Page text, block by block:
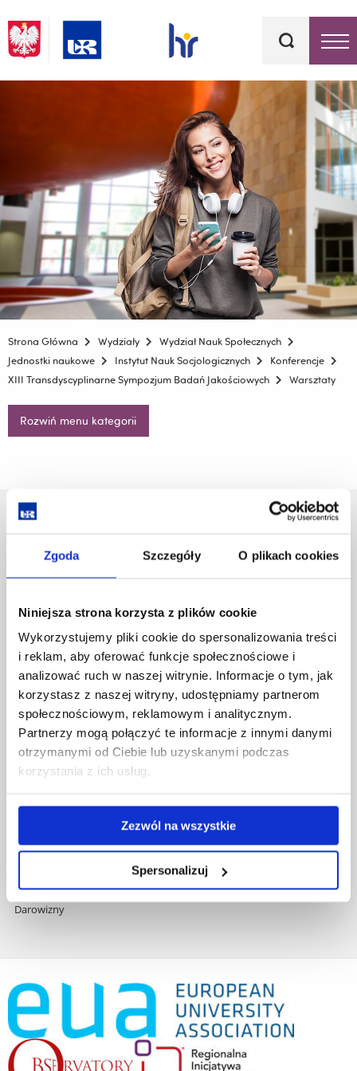
Zgoda Szczegóły O plikach cookies
Niniejsza strona korzysta z plików cookie
Wykorzystujemy pliki cookie do spersonalizowania treści
i reklam, aby oferować funkcje społecznościowe i
analizować ruch w naszej witrynie. Informacje o tym, jak
korzystasz z naszej witryny, udostępniamy partnerom
społecznościowym, reklamowym i analitycznym.
Partnerzy mogą połączyć te informacje z innymi danymi
otrzymanymi od Ciebie lub uzyskanymi podczas
korzystania z ich usług.
Zezwól na wszystkie
Spersonalizuj
kluczowe
Strona Główna Wydziały
Wydział Nauk Społecznych
Jednostki naukowe
Instytut Nauk Socjologicznych
Konferencje
XIII Transdyscyplinarne Sympozjum Badań Jakościowych
Warsztaty
Rozwiń menu kategorii
35-959 Rzeszów
nawigację
przejdź
treści
Mapa serwisu
Biblioteka
Wydawnictwo
Covid info
Studia podyplomowe
Praca na UR
Zamówienia publiczne
Fundusze strukturalne
Projekty współfinansowane przez UE
Projekty realizowane z KPO
Deklaracja dostępności cyfrowej
Projekty badawcze
Darowizny